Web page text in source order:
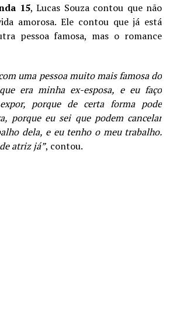
15, Lucas Souza contou que não
amorosa. Ele contou que já está
pessoa famosa, mas o romance
uma pessoa muito mais famosa do
era minha ex-esposa, e eu faço
porque de certa forma pode
porque eu sei que podem cancelar
dela, e eu tenho o meu trabalho.
atriz já”, contou.